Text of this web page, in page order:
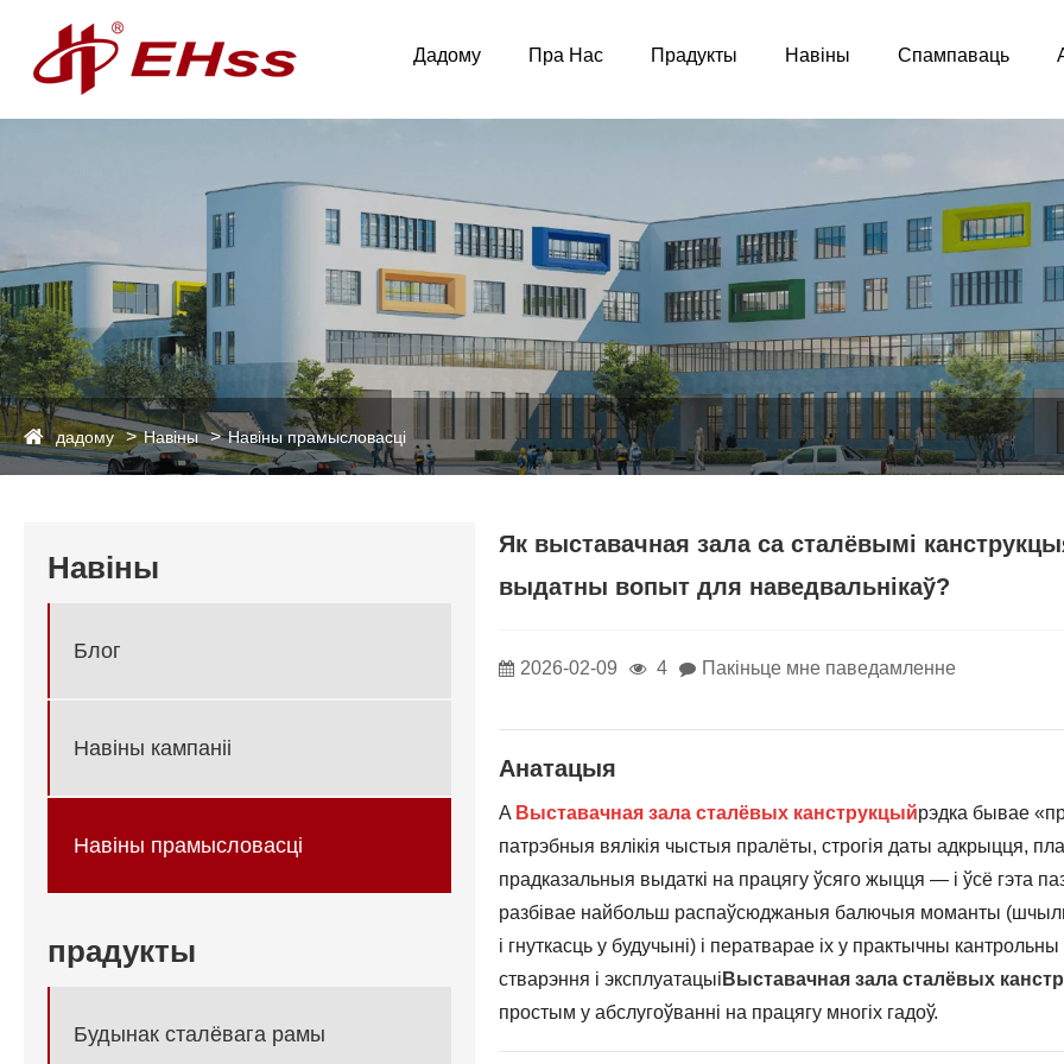
Дадому Пра Нас Прадукты Навіны Спампаваць
дадому Навіны Навіны прамысловасці
Навіны
Блог
Навіны кампаніі
Навіны прамысловасці
прадукты
Будынак сталёвага рамы
Як выставачная зала са сталёвымі
выдатны вопыт для наведвальнікаў?
2026-02-09 4 Пакіньце мне паведамленне
Анатацыя
A Выставачная зала сталёвых канструкцыйрэдка бывае
патрэбныя вялікія чыстыя пралёты, строгія даты адкрыцця,
прадказальныя выдаткі на працягу ўсяго жыцця — і ўсё гэта
разбівае найбольш распаўсюджаныя балючыя моманты
і гнуткасць у будучыні) і ператварае іх у практычны
стварэння і эксплуатацыі Выставачная зала сталёвых
простым у абслугоўванні на працягу многіх гадоў.